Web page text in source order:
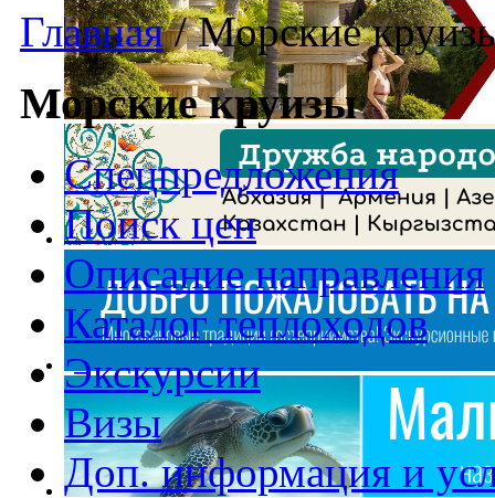
Главная /Морские
Морские круизы
Спецпредложения
Поиск цен
Описание направления
Каталог теплоходов
Экскурсии
Визы
Доп. информация и